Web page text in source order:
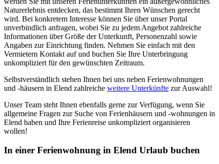
Naturerlebnis entdecken, das bestimmt Ihren Wünschen gerecht
wird. Bei konkretem Interesse können Sie über unser Portal
unverbindlich anfragen, wobei Sie zu jedem Angebot zahlreiche
Informationen über Größe der Unterkunft, Personenzahl sowie
Angaben zur Einrichtung finden. Nehmen Sie einfach mit den
Vermietern Kontakt auf und buchen Sie Ihre Unterbringung
unkompliziert für den gewünschten Zeitraum.
Selbstverständlich stehen Ihnen bei uns neben Ferienwohnungen
und -häusern in Elend zahlreiche weitere Unterkünfte zur Auswahl!
Unser Team steht Ihnen ebenfalls gerne zur Verfügung, wenn Sie
allgemeine Fragen zur Suche von Ferienhäusern und -wohnungen in
Elend haben und Ihre Ferienreise unkompliziert organisieren
wollen!
In einer Ferienwohnung in Elend Urlaub buchen